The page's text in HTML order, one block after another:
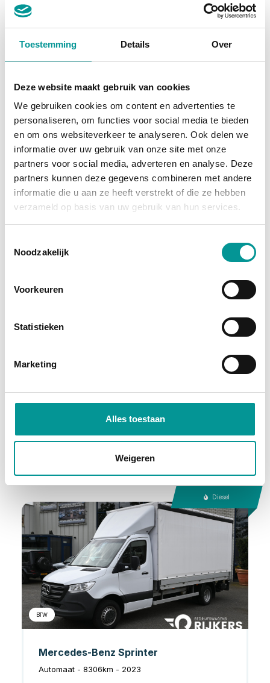
Toestemming Details Over
Deze website maakt gebruik van cookies
We gebruiken cookies om content en advertenties te
personaliseren, om functies voor social media te bieden
en om ons websiteverkeer te analyseren. Ook delen we
informatie over uw gebruik van onze site met onze
partners voor social media, adverteren en analyse. Deze
partners kunnen deze gegevens combineren met andere
informatie die u aan ze heeft verstrekt of die ze hebben
verzameld op basis van uw gebruik van hun services.
Noodzakelijk
Voorkeuren
Statistieken
Marketing
Alles toestaan
Weigeren
Audi A6 Avant RS6 Quattro Urban Pack, Keramisch, Downpipe, Softclose, B&O
Automaat - 94878km - 2020
Deze auto bekijken
Benzine
Automaat - 43897km - 2020
Diesel
BTW
Mercedes-Benz Sprinter
Automaat - 8306km - 2023